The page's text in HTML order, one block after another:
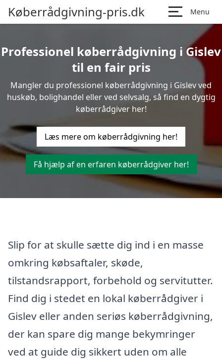
Køberrådgivning-pris.dk Menu
Professionel køberrådgivning i Gislev
til en fair pris
Mangler du professionel køberrådgivning i Gislev ved
huskøb, bolighandel eller ved selvsalg, så find en dygtig
køberrådgiver her!
Læs mere om køberrådgivning her!
Få hjælp af en erfaren køberrådgiver her!
Slip for at skulle sætte dig ind i en masse
omkring købsaftaler, skøde,
tilstandsrapport, forbehold og servitutter.
Find dig i stedet en lokal køberrådgiver i
Gislev eller anden seriøs køberrådgivning,
der kan spare dig mange bekymringer
ved at guide dig sikkert uden om alle